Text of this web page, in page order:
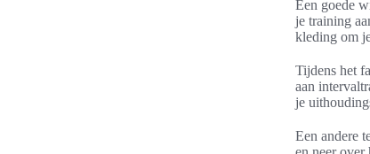
Een goede
je training
kleding om
Tijdens het
aan
je
Een andere